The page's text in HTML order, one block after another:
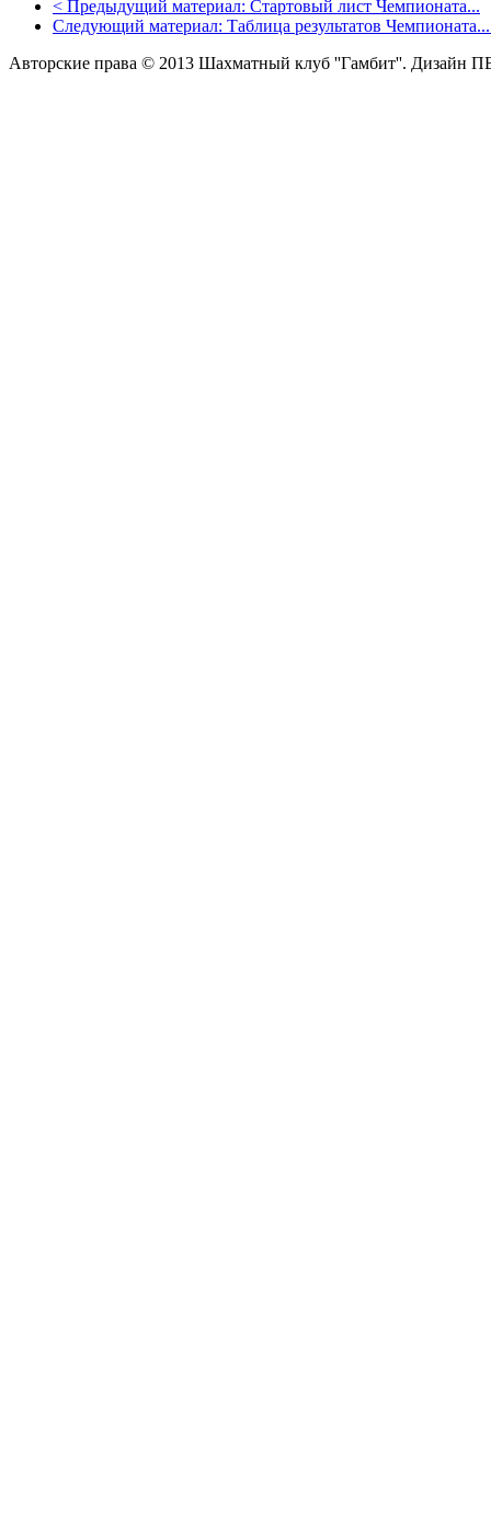
< Предыдущий материал: Стартовый лист Чемпионата...
Следующий материал: Таблица результатов Чемпионата...
Авторские права © 2013 Шахматный клуб ''Гамбит''. Дизайн